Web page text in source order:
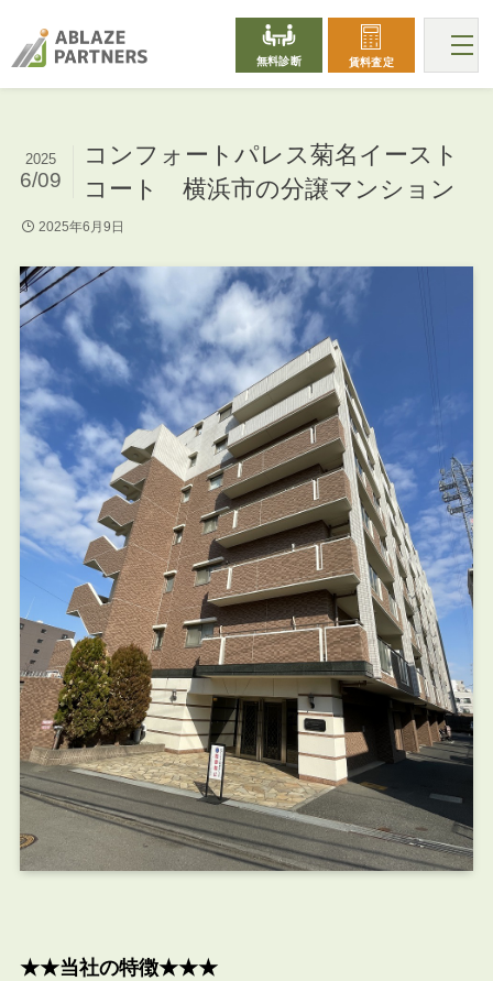
無料診断 賃料査定
コンフォートパレス菊名イースト
コート 横浜市の分譲マンション
2025
6/09
2025年6月9日
★★当社の特徴★★★